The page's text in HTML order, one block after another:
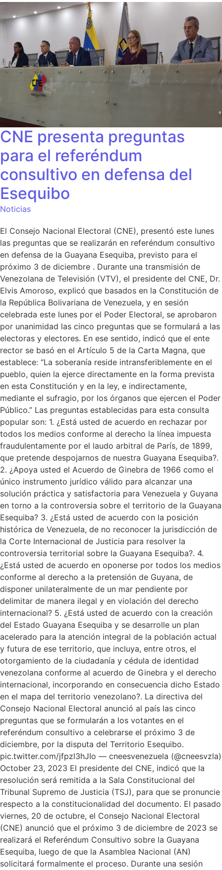
CNE presenta preguntas
para el referéndum
consultivo en defensa del
Esequibo
Noticias
El Consejo Nacional Electoral (CNE), presentó este lunes
las preguntas que se realizarán en referéndum consultivo
en defensa de la Guayana Esequiba, previsto para el
próximo 3 de diciembre . Durante una transmisión de
Venezolana de Televisión (VTV), el presidente del CNE, Dr.
Elvis Amoroso, explicó que basados en la Constitución de
la República Bolivariana de Venezuela, y en sesión
celebrada este lunes por el Poder Electoral, se aprobaron
por unanimidad las cinco preguntas que se formulará a las
electoras y electores. En ese sentido, indicó que el ente
rector se basó en el Artículo 5 de la Carta Magna, que
establece: “La soberanía reside intransferiblemente en el
pueblo, quien la ejerce directamente en la forma prevista
en esta Constitución y en la ley, e indirectamente,
mediante el sufragio, por los órganos que ejercen el Poder
Público.” Las preguntas establecidas para esta consulta
popular son: 1. ¿Está usted de acuerdo en rechazar por
todos los medios conforme al derecho la línea impuesta
fraudulentamente por el laudo arbitral de París, de 1899,
que pretende despojarnos de nuestra Guayana Esequiba?.
2. ¿Apoya usted el Acuerdo de Ginebra de 1966 como el
único instrumento jurídico válido para alcanzar una
solución práctica y satisfactoria para Venezuela y Guyana
en torno a la controversia sobre el territorio de la Guayana
Esequiba? 3. ¿Está usted de acuerdo con la posición
histórica de Venezuela, de no reconocer la jurisdicción de
la Corte Internacional de Justicia para resolver la
controversia territorial sobre la Guayana Esequiba?. 4.
¿Está usted de acuerdo en oponerse por todos los medios
conforme al derecho a la pretensión de Guyana, de
disponer unilateralmente de un mar pendiente por
delimitar de manera ilegal y en violación del derecho
internacional? 5. ¿Está usted de acuerdo con la creación
del Estado Guayana Esequiba y se desarrolle un plan
acelerado para la atención integral de la población actual
y futura de ese territorio, que incluya, entre otros, el
otorgamiento de la ciudadanía y cédula de identidad
venezolana conforme al acuerdo de Ginebra y el derecho
internacional, incorporando en consecuencia dicho Estado
en el mapa del territorio venezolano?. La directiva del
Consejo Nacional Electoral anunció al país las cinco
preguntas que se formularán a los votantes en el
referéndum consultivo a celebrarse el próximo 3 de
diciembre, por la disputa del Territorio Esequibo.
pic.twitter.com/jfpzl3hJIo — cneesvenezuela (@cneesvzla)
October 23, 2023 El presidente del CNE, indicó que la
resolución será remitida a la Sala Constitucional del
Tribunal Supremo de Justicia (TSJ), para que se pronuncie
respecto a la constitucionalidad del documento. El pasado
viernes, 20 de octubre, el Consejo Nacional Electoral
(CNE) anunció que el próximo 3 de diciembre de 2023 se
realizará el Referéndum Consultivo sobre la Guayana
Esequiba, luego de que la Asamblea Nacional (AN)
solicitará formalmente el proceso. Durante una sesión